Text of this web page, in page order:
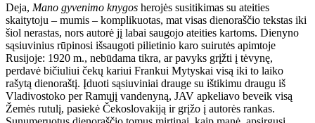
Deja, Mano gyvenimo knygos herojės susitikimas su ateities
skaitytoju – mumis – komplikuotas, mat visas dienoraščio tekstas iki
šiol nerastas, nors autorė jį labai saugojo ateities kartoms. Dienyno
sąsiuvinius rūpinosi išsaugoti pilietinio karo suirutės apimtoje
Rusijoje: 1920 m., nebūdama tikra, ar pavyks grįžti į tėvynę,
perdavė bičiuliui čekų kariui Frankui Mytyskai visą iki to laiko
rašytą dienoraštį. Įduoti sąsiuviniai drauge su ištikimu draugu iš
Vladivostoko per Ramųjį vandenyną, JAV apkeliavo beveik visą
Žemės rutulį, pasiekė Čekoslovakiją ir grįžo į autorės rankas.